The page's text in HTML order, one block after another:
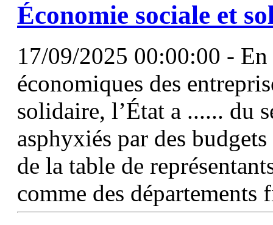
Économie sociale et
17/09/2025 00:00:00 -
économiques des
solidaire, l’État a ...... du
asphyxiés par des
de la table de
comme des départements